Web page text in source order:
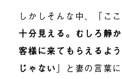
しかしそんな中、「ここ
十分見える。むしろ静
客様に来てもらえるよ
じゃない 」と妻の言葉